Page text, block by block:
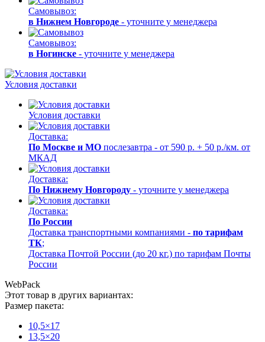
Самовывоз:
в Нижнем Новгороде - уточните у менеджера
Самовывоз:
в Ногинске - уточните у менеджера
Условия доставки
Условия доставки
Доставка:
По Москве и МО послезавтра - от 590 р. + 50 р./км. от
МКАД
Доставка:
По Нижнему Новгороду - уточните у менеджера
Доставка:
По России
Доставка транспортными компаниями - по тарифам
ТК;
Доставка Почтой России (до 20 кг.) по тарифам Почты
России
WebPack
Этот товар в других вариантах:
Размер пакета:
10,5×17
13,5×20